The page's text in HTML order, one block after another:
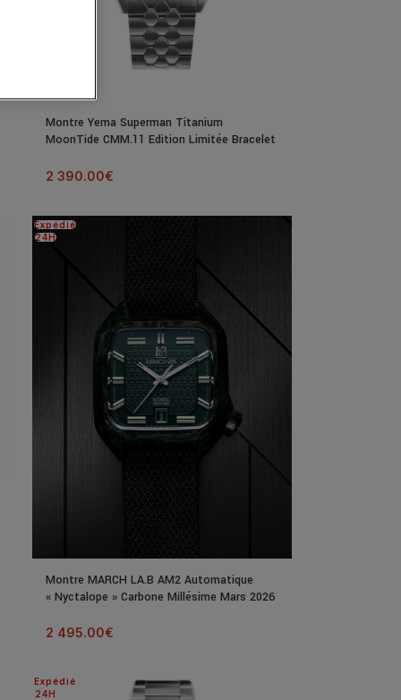
Montre Yema Superman Titanium
MoonTide CMM.11 Edition Limitée Bracelet
2 390.00€
24H
Expédié
Montre MARCH LA.B AM2 Automatique
« Nyctalope » Carbone Millésime Mars 2026
2 495.00€
24H
Expédié